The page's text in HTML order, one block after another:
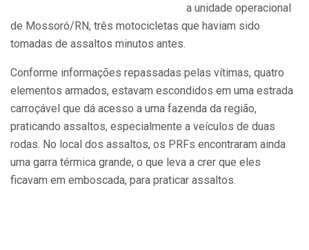
a unidade operacional
de Mossoró/RN, três motocicletas que haviam sido
tomadas de assaltos minutos antes.
Conforme informações repassadas pelas vítimas, quatro
elementos armados, estavam escondidos em uma estrada
carroçável que dá acesso a uma fazenda da região,
praticando assaltos, especialmente a veículos de duas
rodas. No local dos assaltos, os PRFs encontraram ainda
uma garra térmica grande, o que leva a crer que eles
ficavam em emboscada, para praticar assaltos.